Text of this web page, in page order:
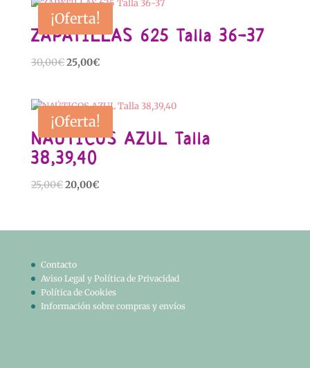
¡Oferta!
ZAPATILLAS 625 Talla 36-37
30,00€El
era:
30,00€.
25,00€El
es:
25,00€.
¡Oferta!
NAÚTICOS AZUL Talla
38,39,40
25,00€El
era:
20,00€El
es:
Contacto
Aviso Legal y Política de Privacidad
Política de Cookies
Información sobre compras y envíos